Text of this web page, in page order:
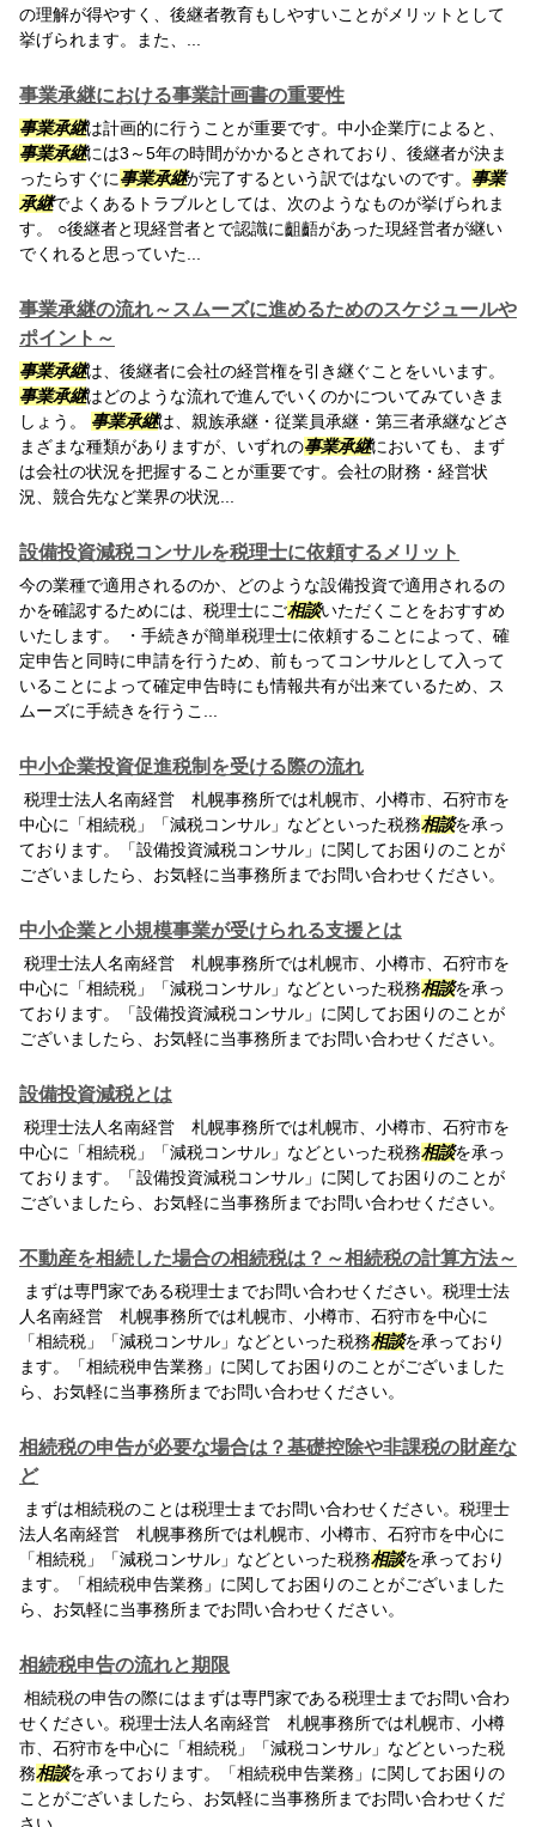
の理解が得やすく、後継者教育もしやすいことがメリットとして
挙げられます。また、...
事業承継における事業計画書の重要性
事業承継は計画的に行うことが重要です。中小企業庁によると、
事業承継には3～5年の時間がかかるとされており、後継者が決ま
ったらすぐに事業承継が完了するという訳ではないのです。 事業
承継でよくあるトラブルとしては、次のようなものが挙げられま
す。 ○後継者と現経営者とで認識に齟齬があった現経営者が継い
でくれると思っていた...
事業承継の流れ～スムーズに進めるためのスケジュールや
ポイント～
事業承継は、後継者に会社の経営権を引き継ぐことをいいます。
事業承継はどのような流れで進んでいくのかについてみていきま
しょう。 事業承継は、親族承継・従業員承継・第三者承継などさ
まざまな種類がありますが、いずれの事業承継においても、まず
は会社の状況を把握することが重要です。会社の財務・経営状
況、競合先など業界の状況...
設備投資減税コンサルを税理士に依頼するメリット
今の業種で適用されるのか、どのような設備投資で適用されるの
かを確認するためには、税理士にご相談いただくことをおすすめ
いたします。 ・手続きが簡単税理士に依頼することによって、確
定申告と同時に申請を行うため、前もってコンサルとして入って
いることによって確定申告時にも情報共有が出来ているため、ス
ムーズに手続きを行うこ...
中小企業投資促進税制を受ける際の流れ
税理士法人名南経営 札幌事務所では札幌市、小樽市、石狩市を
中心に「相続税」「減税コンサル」などといった税務相談を承っ
ております。「設備投資減税コンサル」に関してお困りのことが
ございましたら、お気軽に当事務所までお問い合わせください。
中小企業と小規模事業が受けられる支援とは
税理士法人名南経営 札幌事務所では札幌市、小樽市、石狩市を
中心に「相続税」「減税コンサル」などといった税務相談を承っ
ております。「設備投資減税コンサル」に関してお困りのことが
ございましたら、お気軽に当事務所までお問い合わせください。
設備投資減税とは
税理士法人名南経営 札幌事務所では札幌市、小樽市、石狩市を
中心に「相続税」「減税コンサル」などといった税務相談を承っ
ております。「設備投資減税コンサル」に関してお困りのことが
ございましたら、お気軽に当事務所までお問い合わせください。
不動産を相続した場合の相続税は？～相続税の計算方法～
まずは専門家である税理士までお問い合わせください。税理士法
人名南経営 札幌事務所では札幌市、小樽市、石狩市を中心に
「相続税」「減税コンサル」などといった税務相談を承っており
ます。「相続税申告業務」に関してお困りのことがございました
ら、お気軽に当事務所までお問い合わせください。
相続税の申告が必要な場合は？基礎控除や非課税の財産な
ど
まずは相続税のことは税理士までお問い合わせください。税理士
法人名南経営 札幌事務所では札幌市、小樽市、石狩市を中心に
「相続税」「減税コンサル」などといった税務相談を承っており
ます。「相続税申告業務」に関してお困りのことがございました
ら、お気軽に当事務所までお問い合わせください。
相続税申告の流れと期限
相続税の申告の際にはまずは専門家である税理士までお問い合わ
せください。税理士法人名南経営 札幌事務所では札幌市、小樽
市、石狩市を中心に「相続税」「減税コンサル」などといった税
務相談を承っております。「相続税申告業務」に関してお困りの
ことがございましたら、お気軽に当事務所までお問い合わせくだ